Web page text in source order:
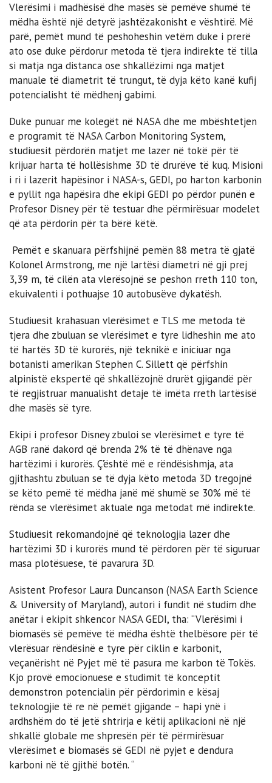
Vlerësimi i madhësisë dhe masës së pemëve shumë të
mëdha është një detyrë jashtëzakonisht e vështirë. Më
parë, pemët mund të peshoheshin vetëm duke i prerë
ato ose duke përdorur metoda të tjera indirekte të tilla
si matja nga distanca ose shkallëzimi nga matjet
manuale të diametrit të trungut, të dyja këto kanë kufij
potencialisht të mëdhenj gabimi.
Duke punuar me kolegët në NASA dhe me mbështetjen
e programit të NASA Carbon Monitoring System,
studiuesit përdorën matjet me lazer në tokë për të
krijuar harta të hollësishme 3D të drurëve të kuq. Misioni
i ri i lazerit hapësinor i NASA-s, GEDI, po harton karbonin
e pyllit nga hapësira dhe ekipi GEDI po përdor punën e
Profesor Disney për të testuar dhe përmirësuar modelet
që ata përdorin për ta bërë këtë.
Pemët e skanuara përfshijnë pemën 88 metra të gjatë
Kolonel Armstrong, me një lartësi diametri në gji prej
3,39 m, të cilën ata vlerësojnë se peshon rreth 110 ton,
ekuivalenti i pothuajse 10 autobusëve dykatësh.
Studiuesit krahasuan vlerësimet e TLS me metoda të
tjera dhe zbuluan se vlerësimet e tyre lidheshin me ato
të hartës 3D të kurorës, një teknikë e iniciuar nga
botanisti amerikan Stephen C. Sillett që përfshin
alpinistë ekspertë që shkallëzojnë drurët gjigandë për
të regjistruar manualisht detaje të imëta rreth lartësisë
dhe masës së tyre.
Ekipi i profesor Disney zbuloi se vlerësimet e tyre të
AGB ranë dakord që brenda 2% të të dhënave nga
hartëzimi i kurorës. Ç’është më e rëndësishmja, ata
gjithashtu zbuluan se të dyja këto metoda 3D tregojnë
se këto pemë të mëdha janë më shumë se 30% më të
rënda se vlerësimet aktuale nga metodat më indirekte.
Studiuesit rekomandojnë që teknologjia lazer dhe
hartëzimi 3D i kurorës mund të përdoren për të siguruar
masa plotësuese, të pavarura 3D.
Asistent Profesor Laura Duncanson (NASA Earth Science
& University of Maryland), autori i fundit në studim dhe
anëtar i ekipit shkencor NASA GEDI, tha: “Vlerësimi i
biomasës së pemëve të mëdha është thelbësore për të
vlerësuar rëndësinë e tyre për ciklin e karbonit,
veçanërisht në Pyjet më të pasura me karbon të Tokës.
Kjo provë emocionuese e studimit të konceptit
demonstron potencialin për përdorimin e kësaj
teknologjie të re në pemët gjigande – hapi ynë i
ardhshëm do të jetë shtrirja e këtij aplikacioni në një
shkallë globale me shpresën për të përmirësuar
vlerësimet e biomasës së GEDI në pyjet e dendura
karboni në të gjithë botën. “